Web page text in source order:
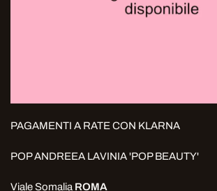
PAGAMENTI A RATE CON KLARNA
POP ANDREEA LAVINIA 'POP BEAUTY'
Viale Somalia ROMA